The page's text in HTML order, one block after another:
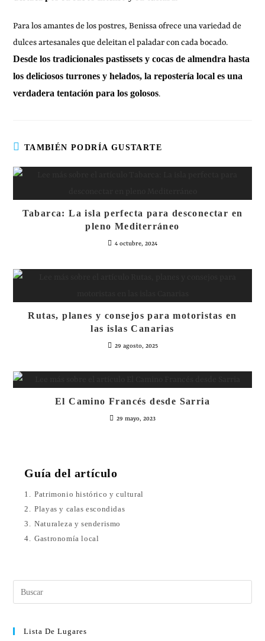
Para los amantes de los postres, Benissa ofrece una variedad de
dulces artesanales que deleitan el paladar con cada bocado.
Desde los tradicionales pastissets y cocas de almendra hasta
los deliciosos turrones y helados, la repostería local es una
verdadera tentación para los golosos.
TAMBIÉN PODRÍA GUSTARTE
Tabarca: La isla perfecta para desconectar en
pleno Mediterráneo
4 octubre, 2024
Rutas, planes y consejos para motoristas en
las islas Canarias
29 agosto, 2025
El Camino Francés desde Sarria
29 mayo, 2023
Guía del artículo
1. Patrimonio histórico y cultural
2. Playas y calas escondidas
3. Naturaleza y senderismo
4. Gastronomía local
Lista De Lugares